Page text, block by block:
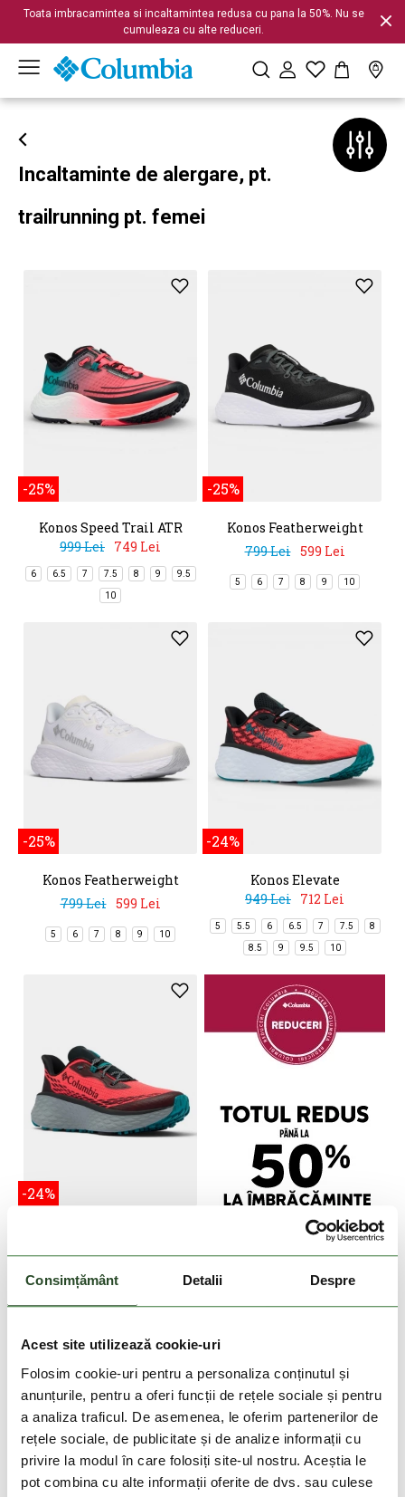
Consimțământ Detalii Despre
Acest site utilizează cookie-uri
Folosim cookie-uri pentru a personaliza conținutul și
anunțurile, pentru a oferi funcții de rețele sociale și pentru
a analiza traficul. De asemenea, le oferim partenerilor de
rețele sociale, de publicitate și de analize informații cu
privire la modul în care folosiți site-ul nostru. Aceștia le
pot combina cu alte informații oferite de dvs. sau culese
Toata imbracamintea si incaltamintea redusa cu pana la 50%. Nu se
cumuleaza cu alte reduceri.
Incaltaminte de alergare, pt.
trailrunning pt. femei
-25%
Konos Speed Trail ATR
WMNS
999 Lei 749 Lei
6 6.5 7 7.5 8 9 9.5
10
-25%
Konos Featherweight
799 Lei 599 Lei
5 6 7 8 9 10
-25%
Konos Featherweight
799 Lei 599 Lei
5 6 7 8 9 10
-24%
Konos Elevate
949 Lei 712 Lei
5 5.5 6 6.5 7 7.5 8
8.5 9 9.5 10
-24%
949 Lei 712 Lei
5 6 7 8